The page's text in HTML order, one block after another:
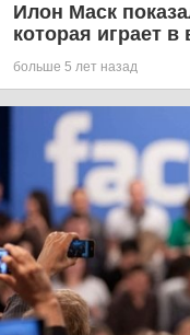
Илон Маск
которая играет
больше 5 лет назад